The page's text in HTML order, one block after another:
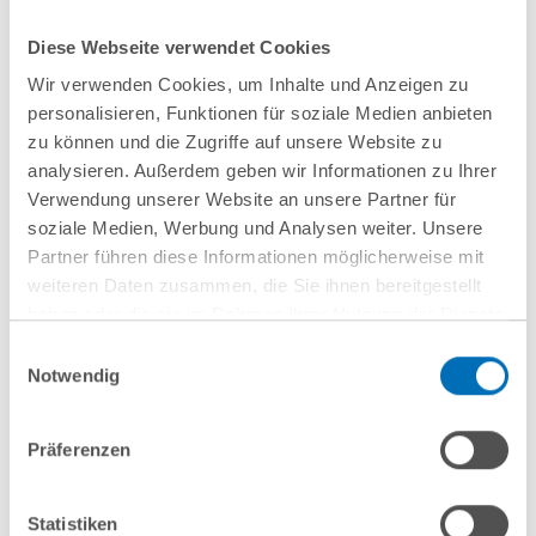
Diese Webseite verwendet Cookies
Wir verwenden Cookies, um Inhalte und Anzeigen zu
personalisieren, Funktionen für soziale Medien anbieten
zu können und die Zugriffe auf unsere Website zu
analysieren. Außerdem geben wir Informationen zu Ihrer
Verwendung unserer Website an unsere Partner für
soziale Medien, Werbung und Analysen weiter. Unsere
Partner führen diese Informationen möglicherweise mit
weiteren Daten zusammen, die Sie ihnen bereitgestellt
Cookies, wenn Sie unsere Webseite weiterhin nutzen.
Hinweis auf die Verarbeitung Ihrer personenbezogenen
Indem Sie auf „Cookies
akzeptieren“ klicken, willigen Sie zugleich gem. Art. 49 Abs. 1
verarbeitet werden. Die USA werden derzeit vom Europäischen
Notwendig
Präferenzen
Statistiken
show all blog posts